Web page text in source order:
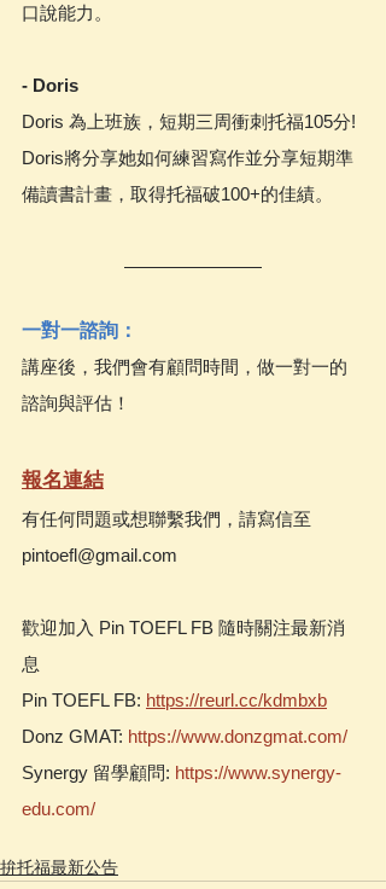
口說能力。
- Doris
Doris 為上班族，短期三周衝刺托福105分!
Doris將分享她如何練習寫作並分享短期準
備讀書計畫，取得托福破100+的佳績。
一對一諮詢：
講座後，我們會有顧問時間，做一對一的
諮詢與評估！
報名連結
有任何問題或想聯繫我們，請寫信至
pintoefl@gmail.com
歡迎加入 Pin TOEFL FB 隨時關注最新消
息
Pin TOEFL FB: https://reurl.cc/kdmbxb
Donz GMAT: https://www.donzgmat.com/
Synergy 留學顧問: https://www.synergy-
edu.com/
拚托福最新公告